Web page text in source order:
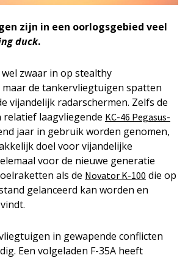
zijn in een oorlogsgebied veel
duck.
wel zwaar in op stealthy
de tankervliegtuigen spatten
vijandelijk radarschermen. Zelfs de
relatief laagvliegende KC-46 Pegasus-
jaar in gebruik worden genomen,
doel voor vijandelijke
voor de nieuwe generatie
als de Novator K-100 die op
gelanceerd kan worden en
in gewapende conflicten
Een volgeladen F-35A heeft